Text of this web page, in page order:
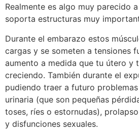
Realmente es algo muy parecido
soporta estructuras muy
Durante el embarazo estos
cargas y se someten a tensiones
aumento a medida que tu útero y
creciendo. También durante el
pudiendo traer a futuro
urinaria (que son pequeñas
toses, ríes o estornudas),
y disfunciones sexuales.